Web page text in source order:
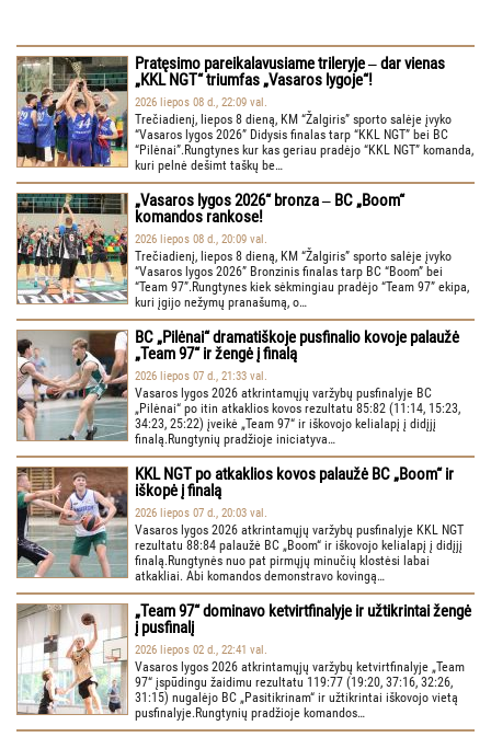
Pratęsimo pareikalavusiame trileryje ‒ dar vienas
„KKL NGT“ triumfas „Vasaros lygoje“!
2026 liepos 08 d., 22:09 val.
Trečiadienį, liepos 8 dieną, KM “Žalgiris” sporto salėje įvyko
“Vasaros lygos 2026” Didysis finalas tarp “KKL NGT” bei BC
“Pilėnai”.Rungtynes kur kas geriau pradėjo “KKL NGT” komanda,
kuri pelnė dešimt taškų be…
„Vasaros lygos 2026“ bronza ‒ BC „Boom“
komandos rankose!
2026 liepos 08 d., 20:09 val.
Trečiadienį, liepos 8 dieną, KM “Žalgiris” sporto salėje įvyko
“Vasaros lygos 2026” Bronzinis finalas tarp BC “Boom” bei
“Team 97”.Rungtynes kiek sėkmingiau pradėjo “Team 97” ekipa,
kuri įgijo nežymų pranašumą, o…
BC „Pilėnai“ dramatiškoje pusfinalio kovoje palaužė
„Team 97“ ir žengė į finalą
2026 liepos 07 d., 21:33 val.
Vasaros lygos 2026 atkrintamųjų varžybų pusfinalyje BC
„Pilėnai“ po itin atkaklios kovos rezultatu 85:82 (11:14, 15:23,
34:23, 25:22) įveikė „Team 97“ ir iškovojo kelialapį į didįjį
finalą.Rungtynių pradžioje iniciatyva…
KKL NGT po atkaklios kovos palaužė BC „Boom“ ir
iškopė į finalą
2026 liepos 07 d., 20:03 val.
Vasaros lygos 2026 atkrintamųjų varžybų pusfinalyje KKL NGT
rezultatu 88:84 palaužė BC „Boom“ ir iškovojo kelialapį į didįjį
finalą.Rungtynės nuo pat pirmųjų minučių klostėsi labai
atkakliai. Abi komandos demonstravo kovingą…
„Team 97“ dominavo ketvirtfinalyje ir užtikrintai žengė
į pusfinalį
2026 liepos 02 d., 22:41 val.
Vasaros lygos 2026 atkrintamųjų varžybų ketvirtfinalyje „Team
97“ įspūdingu žaidimu rezultatu 119:77 (19:20, 37:16, 32:26,
31:15) nugalėjo BC „Pasitikrinam“ ir užtikrintai iškovojo vietą
pusfinalyje.Rungtynių pradžioje komandos…